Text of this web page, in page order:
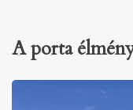
A porta